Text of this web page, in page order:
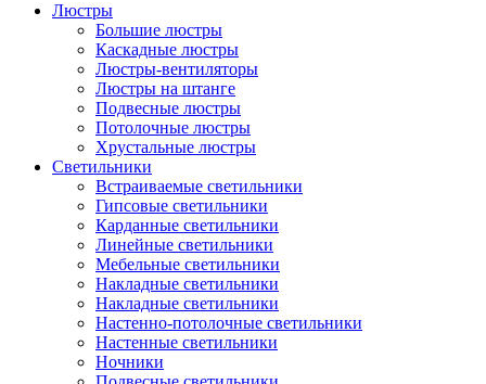
Люстры
Большие люстры
Каскадные люстры
Люстры-вентиляторы
Люстры на штанге
Подвесные люстры
Потолочные люстры
Хрустальные люстры
Светильники
Встраиваемые светильники
Гипсовые светильники
Карданные светильники
Линейные светильники
Мебельные светильники
Накладные светильники
Накладные светильники
Настенно-потолочные светильники
Настенные светильники
Ночники